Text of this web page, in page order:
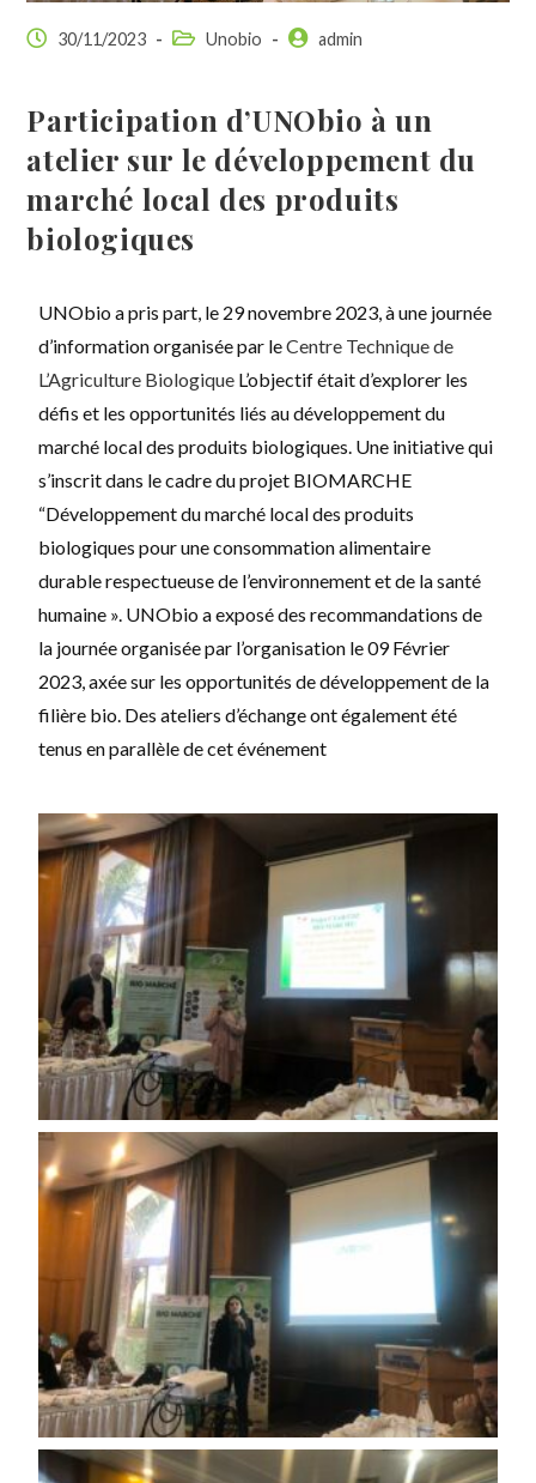
30/11/2023 Unobio admin
Participation d’UNObio à un
atelier sur le développement du
marché local des produits
biologiques
UNObio a pris part, le 29 novembre 2023, à une journée
d’information organisée par leCentre Technique de
L’Agriculture Biologique L’objectif était d’explorer les
défis et les opportunités liés au développement du
marché local des produits biologiques. Une initiative qui
s’inscrit dans le cadre du projet BIOMARCHE
“Développement du marché local des produits
biologiques pour une consommation alimentaire
durable respectueuse de l’environnement et de la santé
humaine ». UNObio a exposé des recommandations de
la journée organisée par l’organisation le 09 Février
2023, axée sur les opportunités de développement de la
filière bio. Des ateliers d’échange ont également été
tenus en parallèle de cet événement